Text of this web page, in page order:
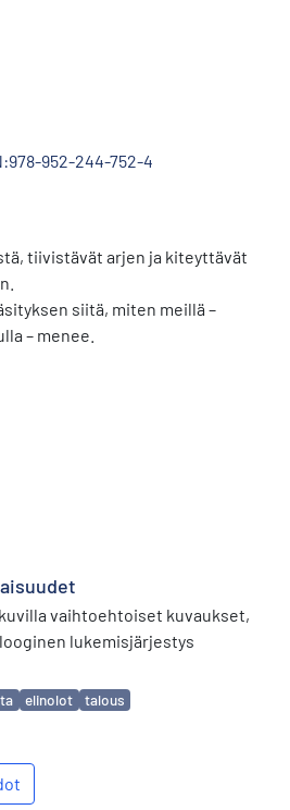
952-244-752-4
tiivistävät arjen ja kiteyttävät
siitä, miten meillä –
– menee.
kuvilla vaihtoehtoiset kuvaukset,
looginen lukemisjärjestys
elinolot talous